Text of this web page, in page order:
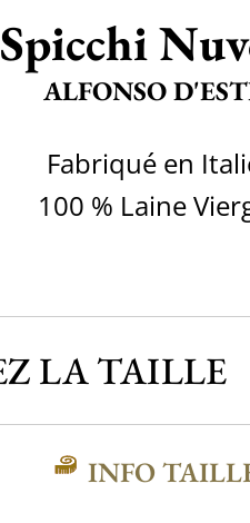
Spicchi
ALFONSO
Fabriqué en
100 % Laine
INFO